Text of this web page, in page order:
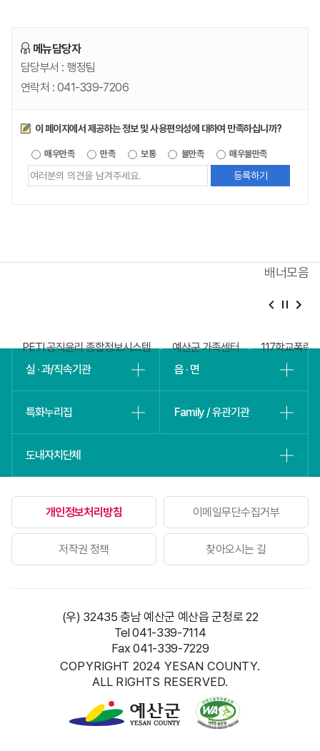
메뉴담당자
담당부서 : 행정팀
연락처 : 041-339-7206
만족도조사
이 페이지에서 제공하는 정보 및 사용편의성에 대하여 만족하십니까?
매우만족 만족 보통 불만족 매우불만족
정보에
배너모음
PETI 공직윤리 종합정보시스템 예산군 가족센터
117학교폭력
실 · 과/직속기관
읍 · 면
특화누리집 Family / 유관기관
도내자치단체
개인정보처리방침 이메일무단수집거부
저작권 정책 찾아오시는 길
(우) 32435 충남 예산군 예산읍 군청로 22
Tel 041-339-7114
Fax 041-339-7229
COPYRIGHT 2024 YESAN COUNTY.
ALL RIGHTS RESERVED.